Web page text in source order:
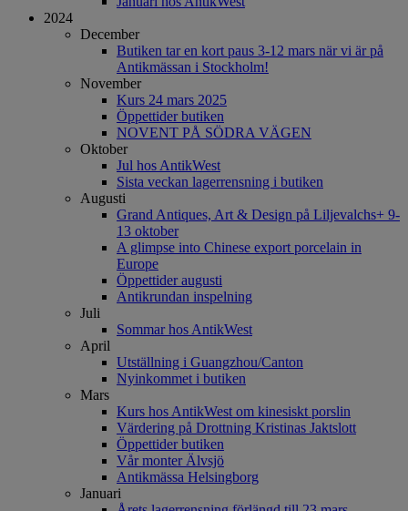
2024
December
Butiken tar en kort paus 3-12 mars när vi är på
Antikmässan i Stockholm!
November
Kurs 24 mars 2025
Öppettider butiken
NOVENT PÅ SÖDRA VÄGEN
Oktober
Jul hos AntikWest
Sista veckan lagerrensning i butiken
Augusti
Grand Antiques, Art & Design på Liljevalchs+ 9-
13 oktober
A glimpse into Chinese export porcelain in
Europe
Öppettider augusti
Antikrundan inspelning
Juli
Sommar hos AntikWest
April
Utställning i Guangzhou/Canton
Nyinkommet i butiken
Mars
Kurs hos AntikWest om kinesiskt porslin
Värdering på Drottning Kristinas Jaktslott
Öppettider butiken
Vår monter Älvsjö
Antikmässa Helsingborg
Januari